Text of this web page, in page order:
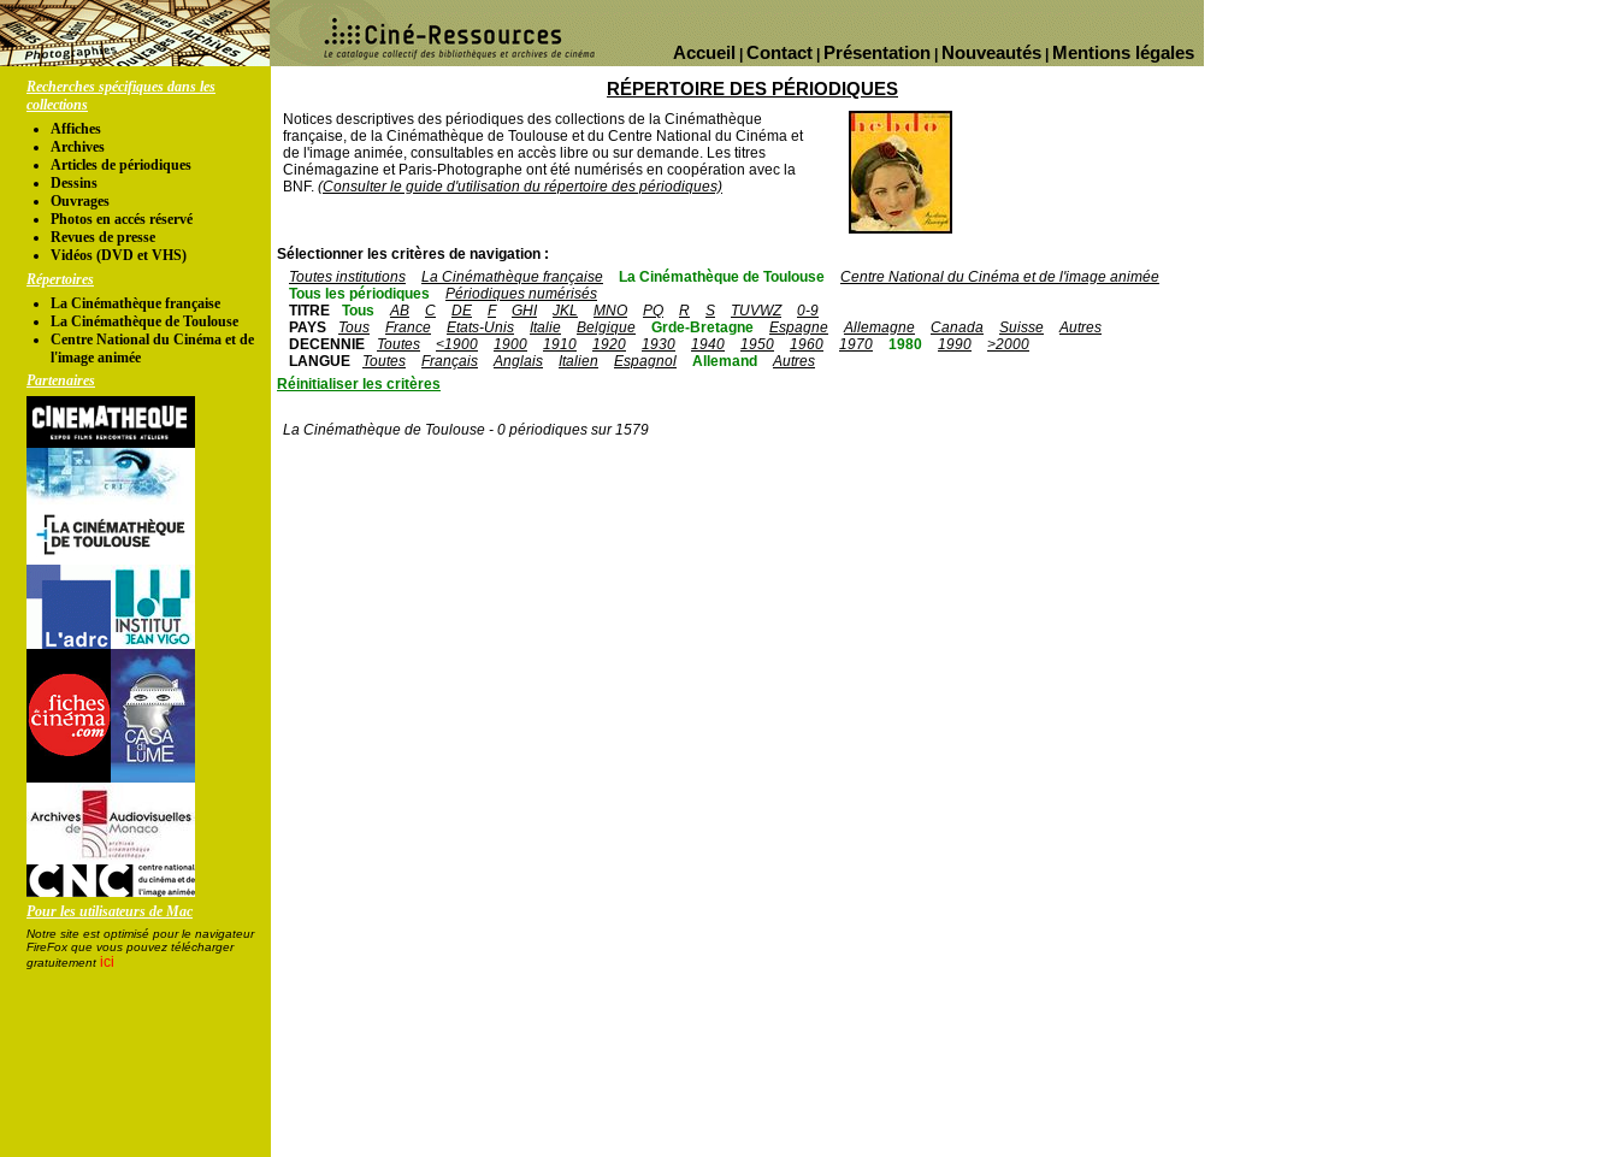
Mentions légales
Nouveautés
Présentation
Contact
Accueil
Recherches spécifiques dans les
collections
Affiches
Archives
Articles de périodiques
Dessins
Ouvrages
Photos en accés réservé
Revues de presse
Vidéos (DVD et VHS)
Répertoires
La Cinémathèque française
La Cinémathèque de Toulouse
Centre National du Cinéma et de
l'image animée
Partenaires
Pour les utilisateurs de Mac
Notre site est optimisé pour le navigateur
FireFox que vous pouvez télécharger
gratuitement ici
RÉPERTOIRE DES PÉRIODIQUES
Notices descriptives des périodiques des collections de la Cinémathèque
française, de la Cinémathèque de Toulouse et du Centre National du Cinéma et
de l'image animée, consultables en accès libre ou sur demande. Les titres
Cinémagazine et Paris-Photographe ont été numérisés en coopération avec la
BNF. (Consulter le guide d'utilisation du répertoire des périodiques)
Sélectionner les critères de navigation :
Toutes institutions
La Cinémathèque française La Cinémathèque de Toulouse
Centre National du Cinéma et de l'image animée
Tous les périodiques
Périodiques numérisés
TITRE
Tous AB C DE F GHI JKL MNO PQ R S TUVWZ
0-9
PAYS
Tous France Etats-Unis Italie Belgique Grde-Bretagne Espagne Allemagne Canada Suisse
Autres
DECENNIE
Toutes <1900 1900 1910 1920 1930 1940 1950 1960 1970 1980 1990
>2000
LANGUE
Toutes Français Anglais Italien Espagnol Allemand
Autres
Réinitialiser les critères
La Cinémathèque de Toulouse - 0 périodiques sur 1579